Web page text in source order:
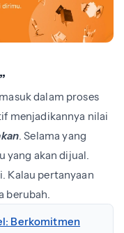
dalam proses
menjadikannya nilai
. Selama yang
yang akan dijual.
Kalau pertanyaan
berubah.
Berkomitmen